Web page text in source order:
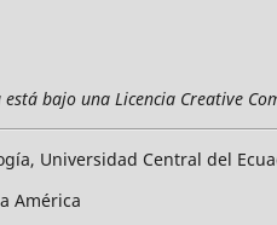
está bajo una Licencia Creative
Universidad Central del
América